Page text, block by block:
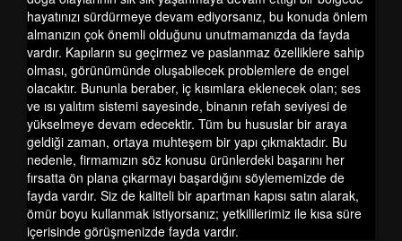
hayatınızı sürdürmeye devam ediyorsanız, bu konuda önlem
almanızın çok önemli olduğunu unutmamanızda da fayda
vardır. Kapıların su geçirmez ve paslanmaz özelliklere sahip
olması, görünümünde oluşabilecek problemlere de engel
olacaktır. Bununla beraber, iç kısımlara eklenecek olan; ses
ve ısı yalıtım sistemi sayesinde, binanın refah seviyesi de
yükselmeye devam edecektir. Tüm bu hususlar bir araya
geldiği zaman, ortaya muhteşem bir yapı çıkmaktadır. Bu
nedenle, firmamızın söz konusu ürünlerdeki başarını her
fırsatta ön plana çıkarmayı başardığını söylememizde de
fayda vardır. Siz de kaliteli bir apartman kapısı satın alarak,
ömür boyu kullanmak istiyorsanız; yetkililerimiz ile kısa süre
içerisinde görüşmenizde fayda vardır.